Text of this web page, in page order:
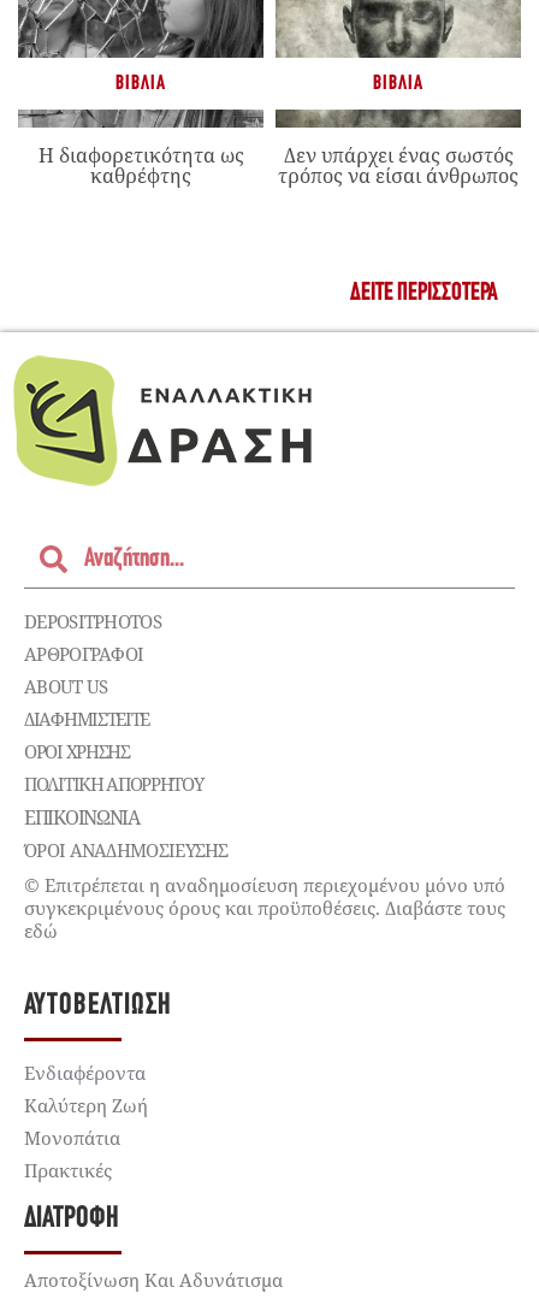
ΒΙΒΛΊΑ
Η διαφορετικότητα ως
καθρέφτης
ΒΙΒΛΊΑ
Δεν υπάρχει ένας σωστός
τρόπος να είσαι άνθρωπος
ΔΕΊΤΕ ΠΕΡΙΣΣΌΤΕΡΑ
DEPOSITPHOTOS
ΑΡΘΡΟΓΡΑΦΟΙ
ABOUT US
ΔΙΑΦΗΜΙΣΤΕΊΤΕ
ΌΡΟΙ ΧΡΉΣΗΣ
ΠΟΛΙΤΙΚΉ ΑΠΟΡΡΉΤΟΥ
ΕΠΙΚΟΙΝΩΝΊΑ
ΌΡΟΙ ΑΝΑΔΗΜΟΣΙΕΥΣΗΣ
© Επιτρέπεται η αναδημοσίευση περιεχομένου μόνο υπό
συγκεκριμένους όρους και προϋποθέσεις. Διαβάστε τους
εδώ
ΑΥΤΟΒΕΛΤΊΩΣΗ
Ενδιαφέροντα
Καλύτερη Ζωή
Μονοπάτια
Πρακτικές
ΔΙΑΤΡΟΦΉ
Αποτοξίνωση Και Αδυνάτισμα